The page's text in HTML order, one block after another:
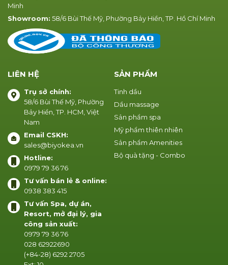
Minh
Showroom: 58/6 Bùi Thế Mỹ, Phường Bảy Hiền, TP. Hồ Chí Minh
SẢN PHẨM
Tinh dầu
Dầu massage
Sản phẩm spa
Mỹ phẩm thiên nhiên
Sản phẩm Amenities
Bộ quà tặng - Combo
LIÊN HỆ
Trụ sở chính:
58/6 Bùi Thế Mỹ, Phường
Bảy Hiền, TP. HCM, Việt
Nam
Email CSKH:
sales@biyokea.vn
Hotline:
0979 79 36 76
Tư vấn bán lẻ & online:
0938 383 415
Tư vấn Spa, dự án,
Resort, mở đại lý, gia
công sản xuất:
0979 79 36 76
028 62922690
(+84-28) 6292 2705